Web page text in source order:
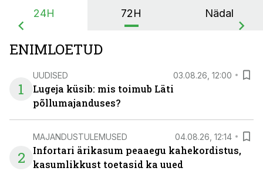
24H 72H Nädal
ENIMLOETUD
1
UUDISED 03.08.26, 12:00
Lugeja küsib: mis toimub Läti
põllumajanduses?
2
MAJANDUSTULEMUSED 04.08.26, 12:14
Infortari ärikasum peaaegu kahekordistus,
kasumlikkust toetasid ka uued